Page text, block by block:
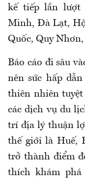
kế tiếp lần lượt
Minh, Đà Lạt,
Quốc, Quy
Báo cáo đi sâu
nên sức hấp
thiên nhiên tuyệt
các dịch vụ du
trí địa lý thuận
thế giới là Huế,
trở thành điểm
thích khám